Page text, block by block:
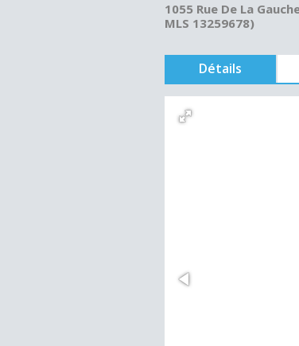
1055 Rue De La
MLS 13259678)
Détails